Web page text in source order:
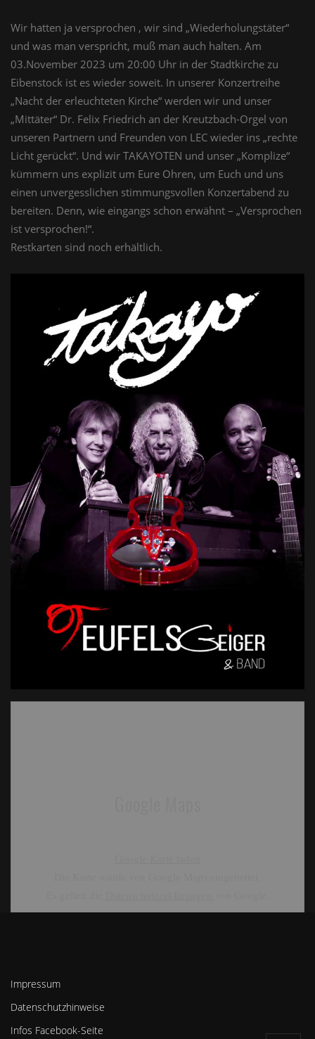
Wir hatten ja versprochen , wir sind „Wiederholungstäter“
und was man verspricht, muß man auch halten. Am
03.November 2023 um 20:00 Uhr in der Stadtkirche zu
Eibenstock ist es wieder soweit. In unserer Konzertreihe
„Nacht der erleuchteten Kirche“ werden wir und unser
„Mittäter“ Dr. Felix Friedrich an der Kreutzbach-Orgel von
unseren Partnern und Freunden von LEC wieder ins „rechte
Licht gerückt“. Und wir TAKAYOTEN und unser „Komplize“
kümmern uns explizit um Eure Ohren, um Euch und uns
einen unvergesslichen stimmungsvollen Konzertabend zu
bereiten. Denn, wie eingangs schon erwähnt – „Versprochen
ist versprochen!“.
Restkarten sind noch erhältlich.
Impressum
Datenschutzhinweise
Infos Facebook-Seite